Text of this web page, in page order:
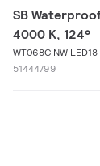
SB
4000 K, 124°
WT068C NW
51444799